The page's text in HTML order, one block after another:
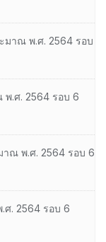
มาณ พ.ศ. 2564 รอบ
พ.ศ. 2564 รอบ 6
าณ พ.ศ. 2564 รอบ 6
ศ. 2564 รอบ 6